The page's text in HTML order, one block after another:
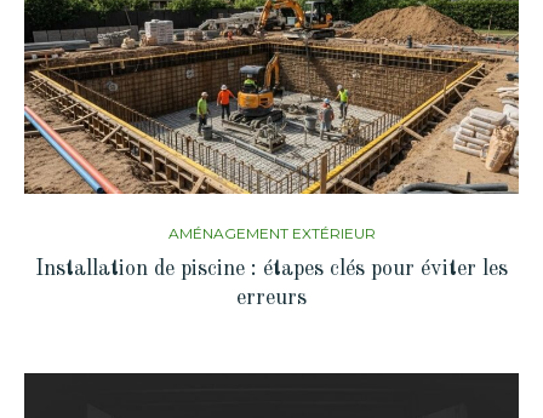
AMÉNAGEMENT EXTÉRIEUR
Installation de piscine : étapes clés pour éviter les
erreurs